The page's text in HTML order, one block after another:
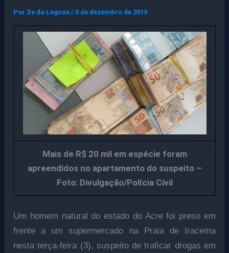
Por Ze da Legnas/5 de dezembro de 2019
Mais de R$ 20 mil em espécie foram
apreendidos no apartamento do suspeito –
Foto: Divulgação/Polícia Civil
Um homem natural do estado do Acre foi preso em
frente a um supermercado na Praia de Iracema
nesta terça-feira (3), suspeito de traficar drogas em